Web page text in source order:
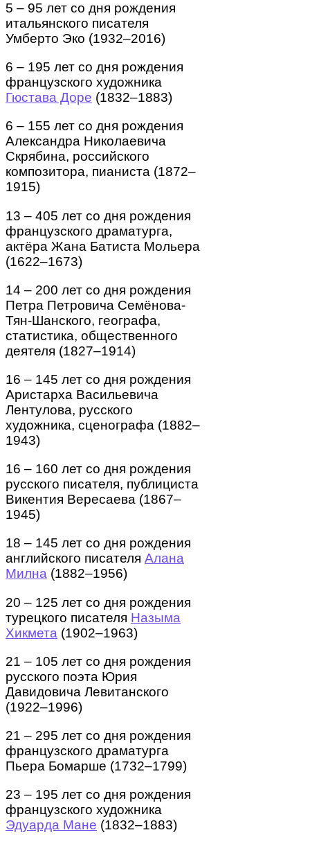
5 – 95 лет со дня рождения
итальянского писателя
Умберто Эко (1932–2016)
6 – 195 лет со дня рождения
французского художника
Гюстава Доре (1832–1883)
6 – 155 лет со дня рождения
Александра Николаевича
Скрябина, российского
композитора, пианиста (1872–
1915)
13 – 405 лет со дня рождения
французского драматурга,
актёра Жана Батиста Мольера
(1622–1673)
14 – 200 лет со дня рождения
Петра Петровича Семёнова-
Тян-Шанского, географа,
статистика, общественного
деятеля (1827–1914)
16 – 145 лет со дня рождения
Аристарха Васильевича
Лентулова, русского
художника, сценографа (1882–
1943)
16 – 160 лет со дня рождения
русского писателя, публициста
Викентия Вересаева (1867–
1945)
18 – 145 лет со дня рождения
английского писателя Алана
Милна (1882–1956)
20 – 125 лет со дня рождения
турецкого писателя Назыма
Хикмета (1902–1963)
21 – 105 лет со дня рождения
русского поэта Юрия
Давидовича Левитанского
(1922–1996)
21 – 295 лет со дня рождения
французского драматурга
Пьера Бомарше (1732–1799)
23 – 195 лет со дня рождения
французского художника
Эдуарда Мане (1832–1883)